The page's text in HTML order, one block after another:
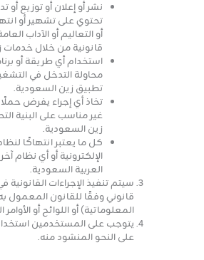
نشر أو إعلان أو توزيع أو
تحتوي على تشهير أو
أو التعاليم أو الآداب
قانونية من خلال خدمات
استخدام أي طريقة أو
محاولة التدخل في
تطبيق زين السعودية.
تخاذ أي إجراء يفرض
غير مناسب على البنية
زين السعودية.
كل ما يعتبر انتهاكًا
الإلكترونية أو أي نظام
العربية السعودية.
سيتم تنفيذ الإجراءات
قانوني وفقًا للقانون المعمول
المعلوماتية) أو اللوائح أو
يتوجب على المستخدمين
على النحو المنشود منه.